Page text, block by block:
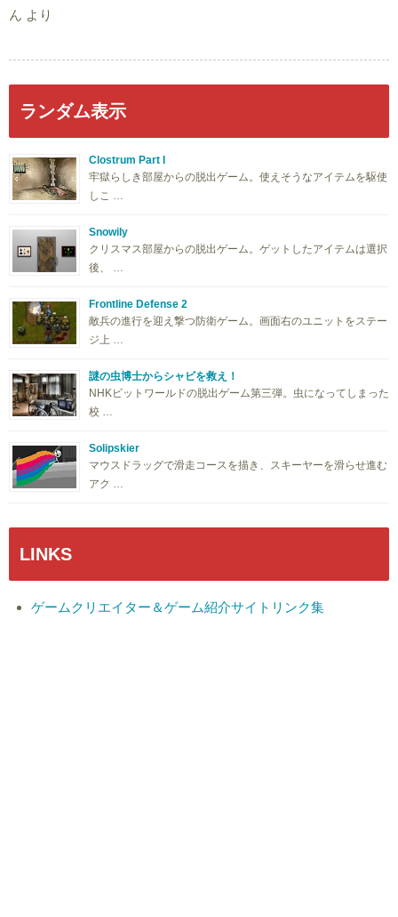
ん より
ランダム表示
Clostrum Part I
牢獄らしき部屋からの脱出ゲーム。使えそうなアイテムを駆使
しこ …
Snowily
クリスマス部屋からの脱出ゲーム。ゲットしたアイテムは選択
後、 …
Frontline Defense 2
敵兵の進行を迎え撃つ防衛ゲーム。画面右のユニットをステー
ジ上 …
謎の虫博士からシャビを救え！
NHKビットワールドの脱出ゲーム第三弾。虫になってしまった
校 …
Solipskier
マウスドラッグで滑走コースを描き、スキーヤーを滑らせ進む
アク …
LINKS
ゲームクリエイター＆ゲーム紹介サイトリンク集